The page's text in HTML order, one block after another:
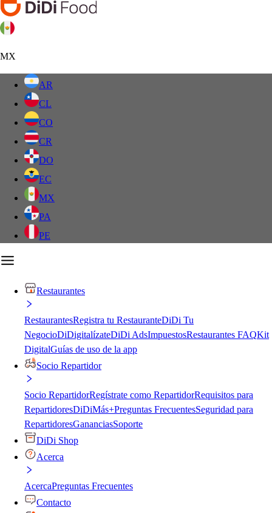
MX
AR
CL
CO
CR
DO
EC
MX
PA
PE
Restaurantes
RestaurantesRegistra tu RestauranteDiDi Tu
NegocioDiDigitalízateDiDi AdsImpuestosRestaurantes FAQKit
DigitalGuías de uso de la app
Socio Repartidor
Socio RepartidorRegístrate como RepartidorRequisitos para
RepartidoresDiDiMás+Preguntas FrecuentesSeguridad para
RepartidoresGananciasSoporte
DiDi Shop
Acerca
AcercaPreguntas Frecuentes
Contacto